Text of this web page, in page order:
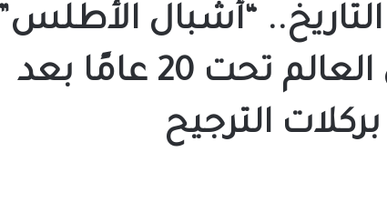
“أشبال الأطلس”
إلى نهائي كأس العالم تحت 20 عامًا بعد
الترجيح